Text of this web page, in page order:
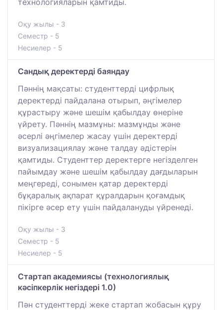
Оқу жылы - 3
Семестр - 5
Несиелер - 5
Сандық деректерді баяндау
Пәннің мақсаты: студенттерді цифрлық
деректерді пайдалана отырып, әңгімелер
құрастыру және шешім қабылдау өнеріне
үйрету. Пәннің мазмұны: мазмұнды және
әсерлі әңгімелер жасау үшін деректерді
визуализациялау және талдау әдістерін
қамтиды. Студенттер деректерге негізделген
пайымдау және шешім қабылдау дағдыларын
меңгереді, сонымен қатар деректерді
бұқаралық ақпарат құралдарын қоғамдық
пікірге әсер ету үшін пайдалануды үйренеді.
Оқу жылы - 3
Семестр - 5
Несиелер - 5
Стартап академиясы (технологиялық
кәсіпкерлік негіздері 1.0)
Пән студенттерді жеке стартап жобасын құру